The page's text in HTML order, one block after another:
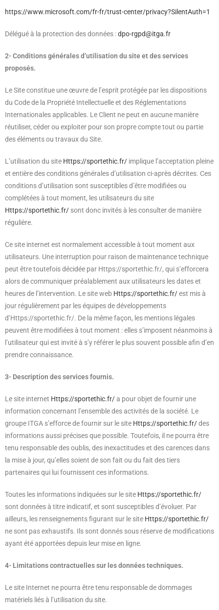
https://www.microsoft.com/fr-fr/trust-center/privacy?SilentAuth=1
Délégué à la protection des données :dpo-rgpd@itga.fr
2- Conditions générales d’utilisation du site et des services
proposés.
Le Site constitue une œuvre de l’esprit protégée par les dispositions
du Code de la Propriété Intellectuelle et des Réglementations
Internationales applicables. Le Client ne peut en aucune manière
réutiliser, céder ou exploiter pour son propre compte tout ou partie
des éléments ou travaux du Site.
L’utilisation du site Https://sportethic.fr/ implique l’acceptation pleine
et entière des conditions générales d’utilisation ci-après décrites. Ces
conditions d’utilisation sont susceptibles d’être modifiées ou
complétées à tout moment, les utilisateurs du site
Https://sportethic.fr/ sont donc invités à les consulter de manière
régulière.
Ce site internet est normalement accessible à tout moment aux
utilisateurs. Une interruption pour raison de maintenance technique
peut être toutefois décidée par Https://sportethic.fr/, qui s’efforcera
alors de communiquer préalablement aux utilisateurs les dates et
heures de l’intervention. Le site web Https://sportethic.fr/est mis à
jour régulièrement par les équipes de développements
d’Https://sportethic.fr/. De la même façon, les mentions légales
peuvent être modifiées à tout moment : elles s’imposent néanmoins à
l’utilisateur qui est invité à s’y référer le plus souvent possible afin d’en
prendre connaissance.
3- Description des services fournis.
Le site internet Https://sportethic.fr/a pour objet de fournir une
information concernant l’ensemble des activités de la société. Le
groupe ITGA s’efforce de fournir sur le site Https://sportethic.fr/des
informations aussi précises que possible. Toutefois, il ne pourra être
tenu responsable des oublis, des inexactitudes et des carences dans
la mise à jour, qu’elles soient de son fait ou du fait des tiers
partenaires qui lui fournissent ces informations.
Toutes les informations indiquées sur le site Https://sportethic.fr/
sont données à titre indicatif, et sont susceptibles d’évoluer. Par
ailleurs, les renseignements figurant sur le site Https://sportethic.fr/
ne sont pas exhaustifs. Ils sont donnés sous réserve de modifications
ayant été apportées depuis leur mise en ligne.
4- Limitations contractuelles sur les données techniques.
Le site Internet ne pourra être tenu responsable de dommages
matériels liés à l’utilisation du site.